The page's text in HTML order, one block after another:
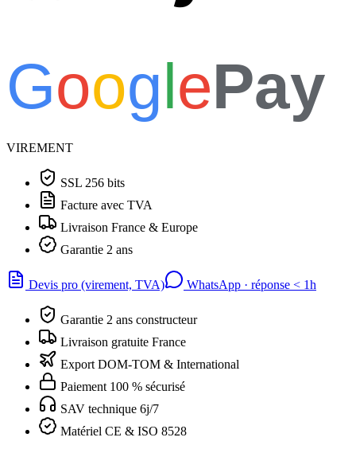
GooglePay
VIREMENT
SSL 256 bits
Facture avec TVA
Livraison France & Europe
Garantie 2 ans
Devis pro (virement, TVA) WhatsApp · réponse < 1h
Garantie 2 ans constructeur
Livraison gratuite France
Export DOM-TOM & International
Paiement 100 % sécurisé
SAV technique 6j/7
Matériel CE & ISO 8528